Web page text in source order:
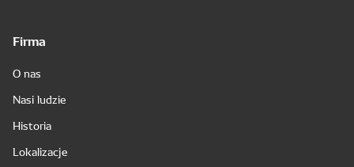
Firma
O nas
Nasi ludzie
Historia
Lokalizacje